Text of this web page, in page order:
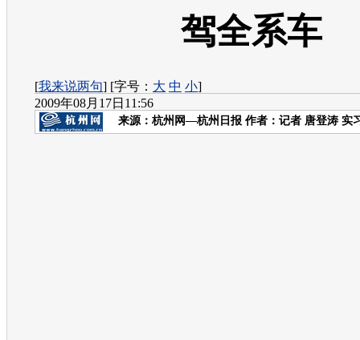
驾全系车
[我来说两句] [字号： 大 中 小]
2009年08月17日11:56
来源： 杭州网—杭州日报 作者：记者 唐登涛 实